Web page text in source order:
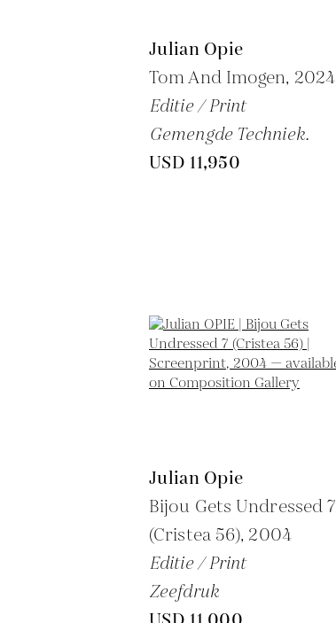
Julian Opie
Tom And Imogen, 2024
Editie / Print
Gemengde Techniek.
USD 11,950
Julian Opie
Bijou Gets Undressed 7
(Cristea 56), 2004
Editie / Print
Zeefdruk